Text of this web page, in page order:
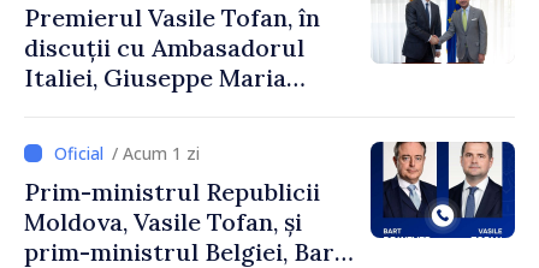
Premierul Vasile Tofan, în
discuții cu Ambasadorul
Italiei, Giuseppe Maria
/ Acum 1 zi
Prim-ministrul Republicii
Moldova, Vasile Tofan, și
prim-ministrul Belgiei, Bart